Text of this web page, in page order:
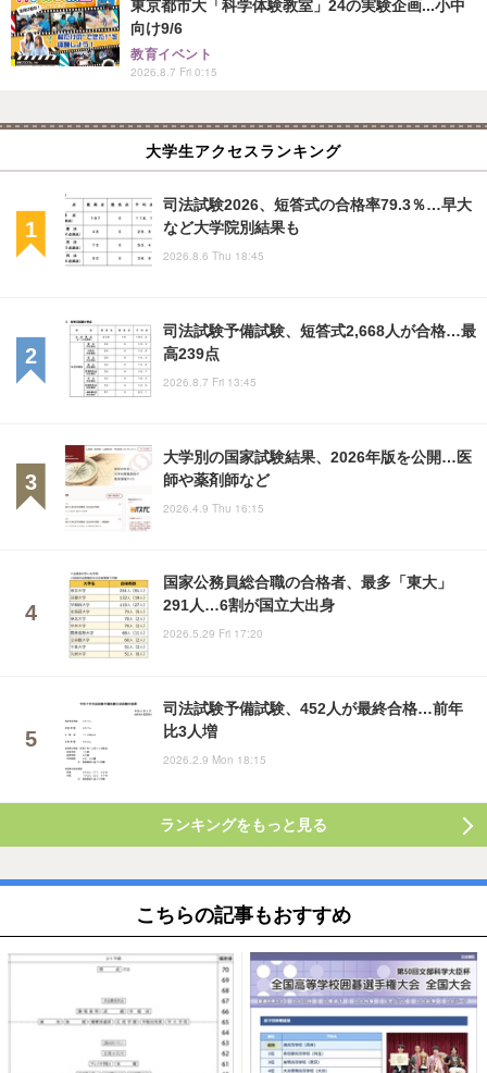
東京都市大「科学体験教室」24の実験企画...小中
向け9/6
教育イベント
2026.8.7 Fri 0:15
大学生アクセスランキング
司法試験2026、短答式の合格率79.3％…早大
など大学院別結果も
2026.8.6 Thu 18:45
司法試験予備試験、短答式2,668人が合格…最
高239点
2026.8.7 Fri 13:45
大学別の国家試験結果、2026年版を公開…医
師や薬剤師など
2026.4.9 Thu 16:15
国家公務員総合職の合格者、最多「東大」
291人…6割が国立大出身
2026.5.29 Fri 17:20
司法試験予備試験、452人が最終合格…前年
比3人増
2026.2.9 Mon 18:15
ランキングをもっと見る
こちらの記事もおすすめ